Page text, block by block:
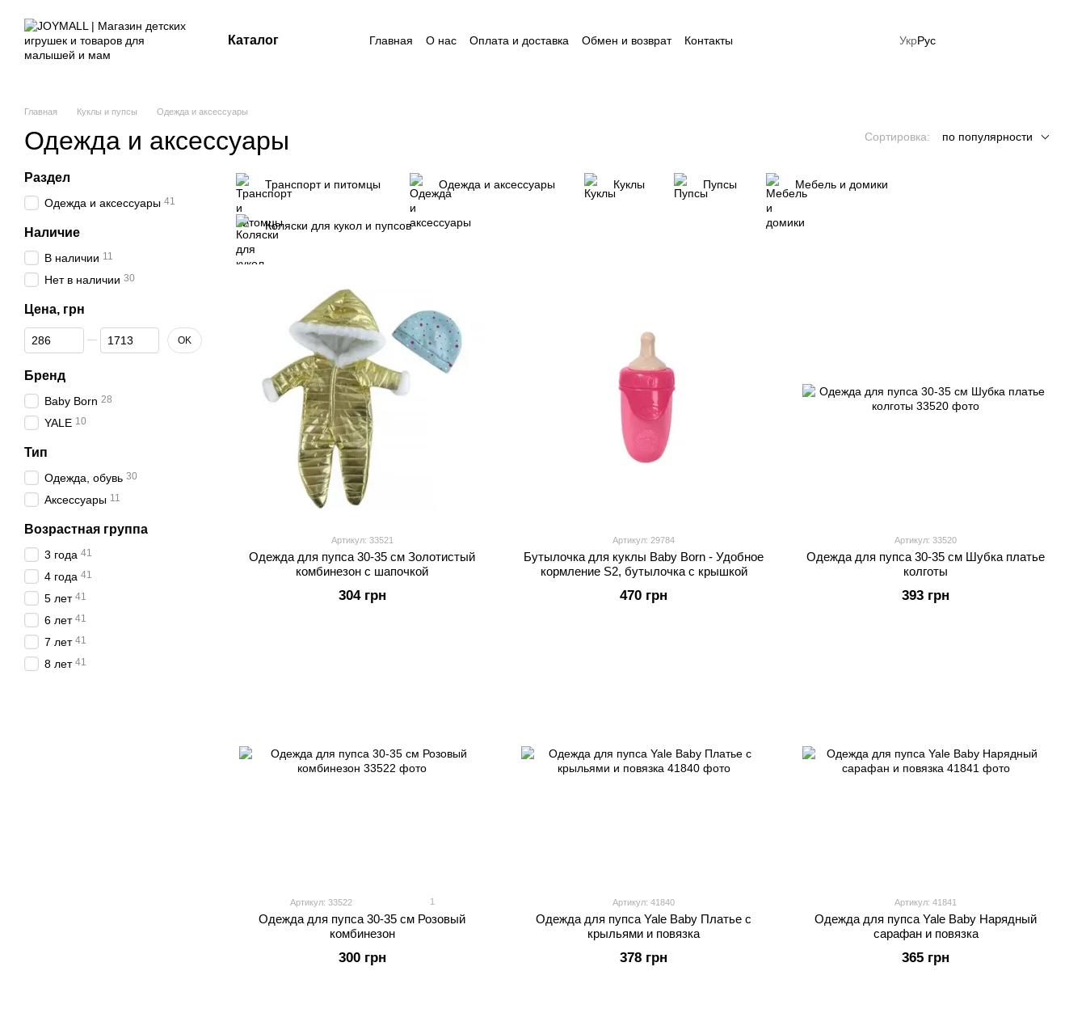
Каталог Главная О нас Оплата и доставка Обмен и возврат
Контакты
УкрРус
Главная Куклы и пупсы Одежда и аксессуары
Одежда и аксессуары Сортировка: по популярности
Транспорт и питомцы Одежда и аксессуары Куклы Пупсы Мебель и домики
Коляски для кукол и пупсов
Артикул: 33521
Одежда для пупса 30-35 см Золотистый
комбинезон с шапочкой
304 грн
Артикул: 29784
Бутылочка для куклы Baby Born - Удобное
кормление S2, бутылочка с крышкой
470 грн
Артикул: 33520
Одежда для пупса 30-35 см Шубка платье
колготы
393 грн
Артикул: 33522 1
Одежда для пупса 30-35 см Розовый
комбинезон
300 грн
Артикул: 41840
Одежда для пупса Yale Baby Платье с
крыльями и повязка
378 грн
Артикул: 41841
Одежда для пупса Yale Baby Нарядный
сарафан и повязка
365 грн
Раздел
Одежда и аксессуары 41
Наличие
В наличии 11
Нет в наличии 30
Цена, грн
От Цена, грн
До Цена, грн OK
Бренд
Baby Born 28
YALE 10
Тип
Одежда, обувь 30
Аксессуары 11
Возрастная группа
3 года 41
4 года 41
5 лет 41
6 лет 41
7 лет 41
8 лет 41